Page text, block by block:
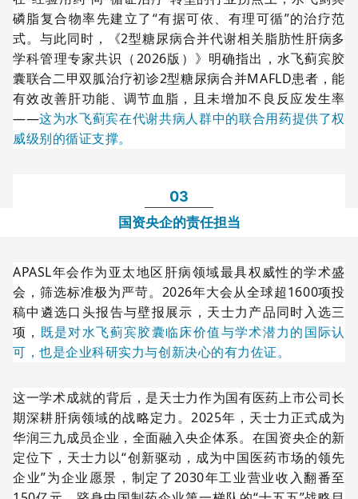
磷脂复合物率先建立了“有据可依、有理可循”的治疗范
式。与此同时，《2型糖尿病合并代谢相关脂肪性肝病多
学科管理专家共识（2026版）》明确指出，水飞蓟宾胶
囊联合二甲双胍治疗初诊2型糖尿病合并MAFLD患者，能
有效改善肝功能、调节血脂，且未增加不良反应发生率
——这为水飞蓟宾在代谢共病人群中的联合用药提供了权
威级别的循证支撑。
03
国资央企的责任担当
APASL年会作为亚太地区肝病领域最具权威性的学术盛
会，筛选标准极为严苛。2026年大会从全球超1600项投
稿中遴选口头报告与壁报展示，天士力产品同时入选三
项， 既是对水飞蓟宾胶囊临床价值与学术潜力的国际认
可，也是企业科研实力与创新决心的有力佐证。
这一学术成就的背后，是天士力作为国有医药上市公司长
期深耕肝病领域的战略定力。2025年，天士力正式成为
华润三九成员企业，全面融入央企体系。在国资央企的新
定位下，天士力以“创新驱动，成为中国医药市场的领先
企业”为企业愿景，制定了2030年工业营业收入翻番至